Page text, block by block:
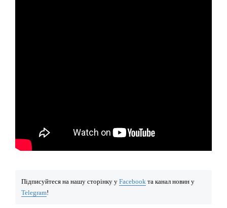
Підписуйтеся на нашу сторінку у Facebook та канал новин у
Telegram!